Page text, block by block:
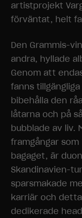
artistprojekt
förväntat, helt
Den Grammis-
andra, hyllade
Genom att
fanns
bibehålla den
låtarna och på
bubblade av liv.
framgångar som
bagaget, är
Skandinavien-
sparsmakade
karriär och
dedikerade